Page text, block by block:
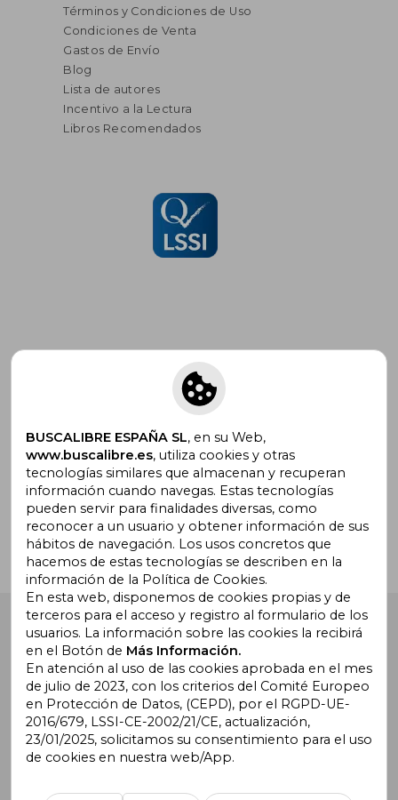
Términos y Condiciones de Uso
Condiciones de Venta
Gastos de Envío
Blog
Lista de autores
Incentivo a la Lectura
Libros Recomendados
Suscríbete para recibir ofertas y
promociones
¿Necesitas ayuda?
Ir a Centro de Soporte
Buscalibre España . Calle Energía, 65, Nave 3 (08940),
Cornellà de Llobregat, Barcelona. Derechos Reservados.
Buscalibre Argentina| Buscalibre Chile
BUSCALIBRE ESPAÑA SL, en su Web,
www.buscalibre.es, utiliza cookies y otras
tecnologías similares que almacenan y recuperan
información cuando navegas. Estas tecnologías
pueden servir para finalidades diversas, como
reconocer a un usuario y obtener información de sus
hábitos de navegación. Los usos concretos que
hacemos de estas tecnologías se describen en la
información de la Política de Cookies.
En esta web, disponemos de cookies propias y de
terceros para el acceso y registro al formulario de los
usuarios. La información sobre las cookies la recibirá
en el Botón de Más Información.
En atención al uso de las cookies aprobada en el mes
de julio de 2023, con los criterios del Comité Europeo
en Protección de Datos, (CEPD), por el RGPD-UE-
2016/679, LSSI-CE-2002/21/CE, actualización,
23/01/2025, solicitamos su consentimiento para el uso
de cookies en nuestra web/App.